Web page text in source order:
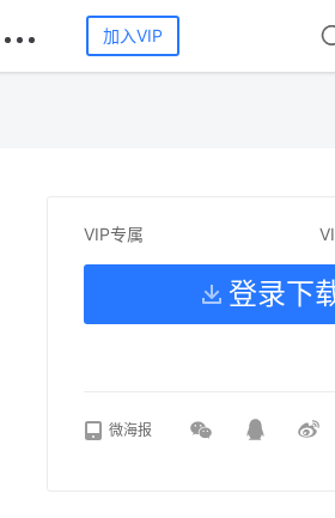
加入VIP
VIP专属
登录下
微海报